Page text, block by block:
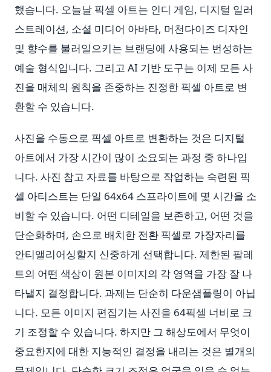
했습니다. 오늘날 픽셀 아트는 인디 게임, 디지털 일러
스트레이션, 소셜 미디어 아바타, 머천다이즈 디자인
및 향수를 불러일으키는 브랜딩에 사용되는 번성하는
예술 형식입니다. 그리고 AI 기반 도구는 이제 모든 사
진을 매체의 원칙을 존중하는 진정한 픽셀 아트로 변
환할 수 있습니다.
사진을 수동으로 픽셀 아트로 변환하는 것은 디지털
아트에서 가장 시간이 많이 소요되는 과정 중 하나입
니다. 사진 참고 자료를 바탕으로 작업하는 숙련된 픽
셀 아티스트는 단일 64x64 스프라이트에 몇 시간을 소
비할 수 있습니다. 어떤 디테일을 보존하고, 어떤 것을
단순화하며, 손으로 배치한 전환 픽셀로 가장자리를
안티앨리어싱할지 신중하게 선택합니다. 제한된 팔레
트의 어떤 색상이 원본 이미지의 각 영역을 가장 잘 나
타낼지 결정합니다. 과제는 단순히 다운샘플링이 아닙
니다. 모든 이미지 편집기는 사진을 64픽셀 너비로 크
기 조정할 수 있습니다. 하지만 그 해상도에서 무엇이
중요한지에 대한 지능적인 결정을 내리는 것은 별개의